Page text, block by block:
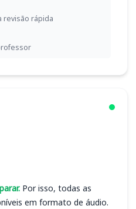
revisão rápida
Por isso, todas as
em formato de áudio.